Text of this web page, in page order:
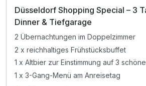
Düsseldorf Shopping Special – 3
Dinner & Tiefgarage
2 Übernachtungen im Doppelzimmer
2 x reichhaltiges Frühstücksbuffet
1 x Altbier zur Einstimmung auf 3
1 x 3-Gang-Menü am Anreisetag